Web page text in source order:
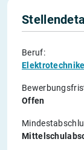
Beruf:
Offen